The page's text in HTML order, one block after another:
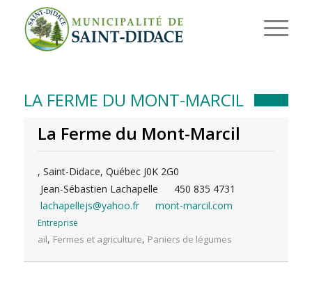
LA FERME DU MONT-MARCIL
La Ferme du Mont-Marcil
, Saint-Didace, Québec J0K 2G0
Jean-Sébastien Lachapelle
450 835 4731
lachapellejs@yahoo.fr
mont-marcil.com
Entreprise
ail, Fermes et agriculture, Paniers de légumes